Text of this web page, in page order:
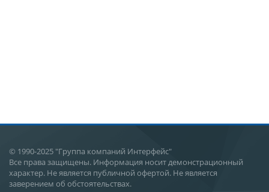
© 1990-2025 "Группа компаний Интерфейс"
Все права защищены. Информация носит демонстрационный
характер. Не является публичной офертой. Не является
заверением об обстоятельствах.